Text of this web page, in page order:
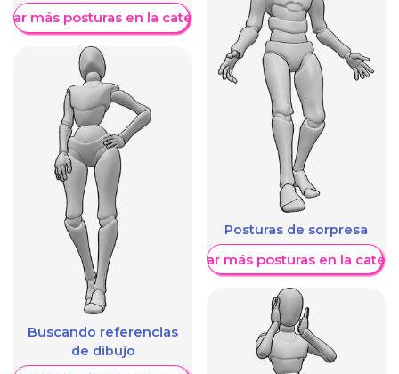
más posturas en la categoría
Buscando referencias
de dibujo
Posturas de sorpresa
Mostrar más posturas en la